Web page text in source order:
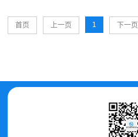
首页 上一页 1 下一页